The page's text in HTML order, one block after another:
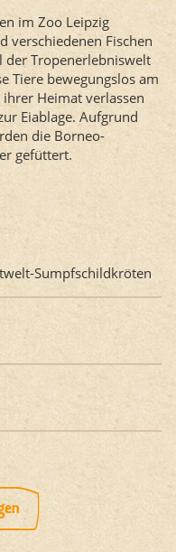
im Zoo Leipzig
verschiedenen Fischen
der Tropenerlebniswelt
Tiere bewegungslos am
Heimat verlassen
Eiablage. Aufgrund
die Borneo-
gefüttert.
Sumpfschildkröten